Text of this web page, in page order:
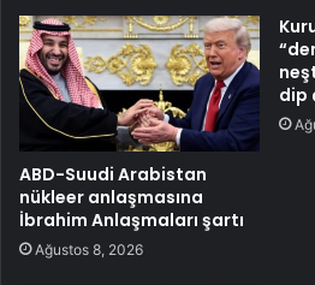
ABD-Suudi Arabistan
nükleer anlaşmasına
İbrahim Anlaşmaları şartı
Ağustos 8, 2026
dip